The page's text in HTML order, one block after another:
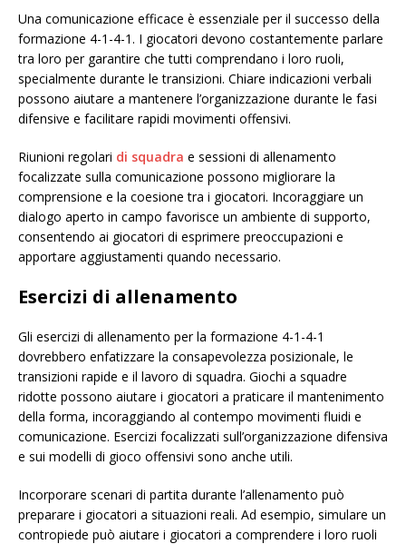
Una comunicazione efficace è essenziale per il successo della
formazione 4-1-4-1. I giocatori devono costantemente parlare
tra loro per garantire che tutti comprendano i loro ruoli,
specialmente durante le transizioni. Chiare indicazioni verbali
possono aiutare a mantenere l’organizzazione durante le fasi
difensive e facilitare rapidi movimenti offensivi.
Riunioni regolari di squadra e sessioni di allenamento
focalizzate sulla comunicazione possono migliorare la
comprensione e la coesione tra i giocatori. Incoraggiare un
dialogo aperto in campo favorisce un ambiente di supporto,
consentendo ai giocatori di esprimere preoccupazioni e
apportare aggiustamenti quando necessario.
Esercizi di allenamento
Gli esercizi di allenamento per la formazione 4-1-4-1
dovrebbero enfatizzare la consapevolezza posizionale, le
transizioni rapide e il lavoro di squadra. Giochi a squadre
ridotte possono aiutare i giocatori a praticare il mantenimento
della forma, incoraggiando al contempo movimenti fluidi e
comunicazione. Esercizi focalizzati sull’organizzazione difensiva
e sui modelli di gioco offensivi sono anche utili.
Incorporare scenari di partita durante l’allenamento può
preparare i giocatori a situazioni reali. Ad esempio, simulare un
contropiede può aiutare i giocatori a comprendere i loro ruoli